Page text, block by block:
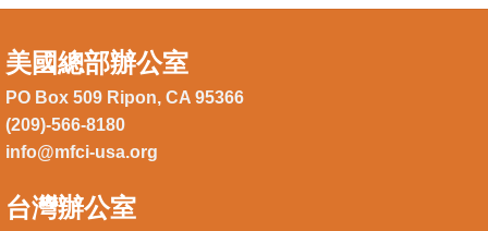
美國總部辦公室
PO Box 509 Ripon, CA 95366
(209)-566-8180
info@mfci-usa.org
台灣辦公室